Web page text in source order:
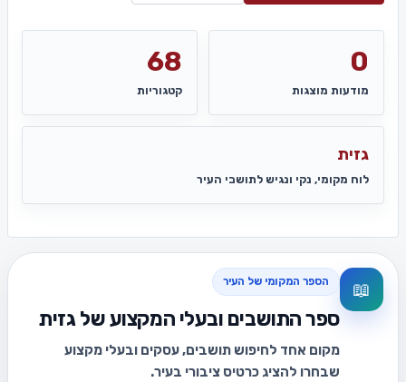
0
מודעות מוצגות
68
קטגוריות
גזית
לוח מקומי, נקי ונגיש לתושבי העיר
📖 הספר המקומי של העיר
ספר התושבים ובעלי המקצוע של גזית
מקום אחד לחיפוש תושבים, עסקים ובעלי מקצוע
שבחרו להציג כרטיס ציבורי בעיר.